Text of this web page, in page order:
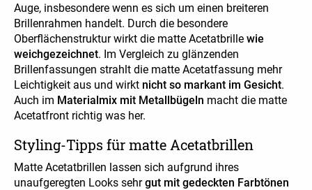
Auge, insbesondere wenn es sich um einen breiteren
Brillenrahmen handelt. Durch die besondere
Oberflächenstruktur wirkt die matte Acetatbrille wie
weichgezeichnet. Im Vergleich zu glänzenden
Brillenfassungen strahlt die matte Acetatfassung mehr
Leichtigkeit aus und wirkt nicht so markant im Gesicht.
Auch im Materialmix mit Metallbügeln macht die matte
Acetatfront richtig was her.
Styling-Tipps für matte Acetatbrillen
Matte Acetatbrillen lassen sich aufgrund ihres
unaufgeregten Looks sehrgut mit gedeckten Farbtönen